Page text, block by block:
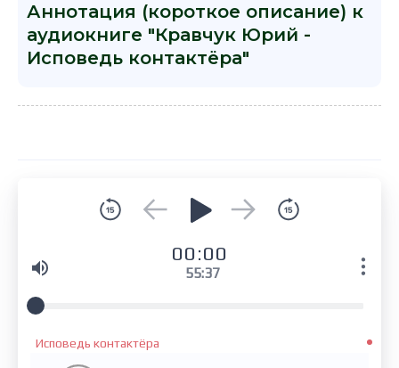
Аннотация (короткое описание) к
аудиокниге "Кравчук Юрий -
Исповедь контактёра"
00:00
55:37
Исповедь контактёра